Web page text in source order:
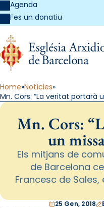
Agenda
Fes un donatiu
Home Notícies
Mn. Cors: “La veritat portarà
Mn. Cors:
un
Els mitjans de
de Barcelona
Francesc de
25 Gen, 2018